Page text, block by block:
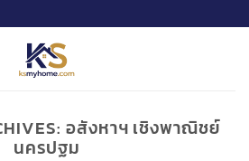
อสังหาฯ เชิงพาณิชย์
นครปฐม